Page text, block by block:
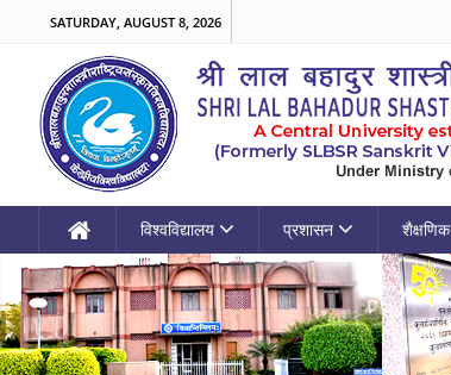
SATURDAY, AUGUST 8, 2026
विश्वविद्यालय प्रशासन शैक्षणिक